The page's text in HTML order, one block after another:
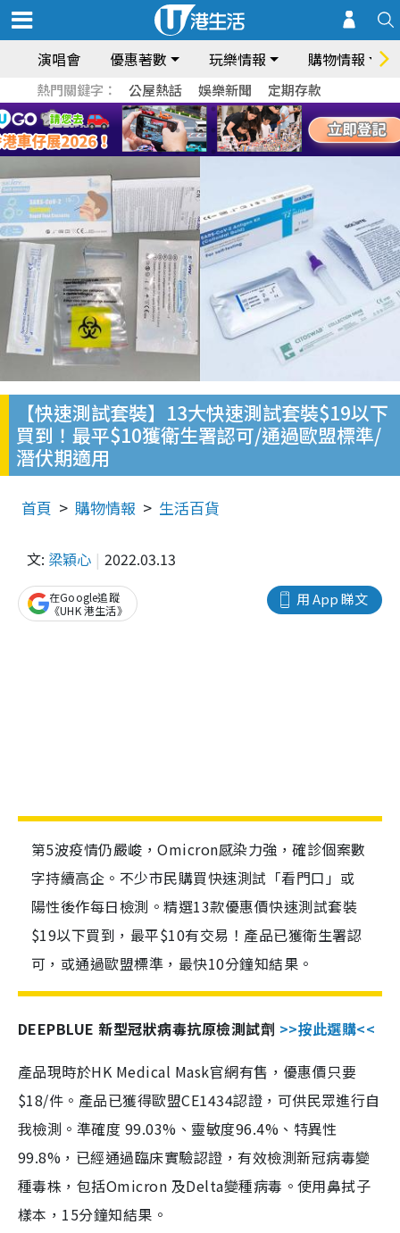
演唱會 優惠著數 玩樂情報 購物情報
熱門關鍵字： 公屋熱話 娛樂新聞 定期存款
【快速測試套裝】13大快速測試套裝$19以下
買到！最平$10獲衛生署認可/通過歐盟標準/
潛伏期適用
首頁 購物情報 生活百貨
文: 梁穎心 2022.03.13
用 App 睇文
在Google追蹤
《UHK 港生活》
第5波疫情仍嚴峻，Omicron感染力強，確診個案數
字持續高企。不少市民購買快速測試「看門口」或
陽性後作每日檢測。精選13款優惠價快速測試套裝
$19以下買到，最平$10有交易！產品已獲衛生署認
可，或通過歐盟標準，最快10分鐘知結果。
DEEPBLUE 新型冠狀病毒抗原檢測試劑 >>按此選購<<
產品現時於HK Medical Mask官網有售，優惠價只要
$18/件。產品已獲得歐盟CE1434認證，可供民眾進行自
我檢測。準確度 99.03%、靈敏度96.4%、特異性
99.8%，已經通過臨床實驗認證，有效檢測新冠病毒變
種毒株，包括Omicron 及Delta變種病毒。使用鼻拭子
樣本，15分鐘知結果。